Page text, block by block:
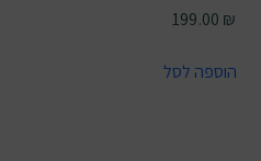
199.00 ₪
הוספה לסל